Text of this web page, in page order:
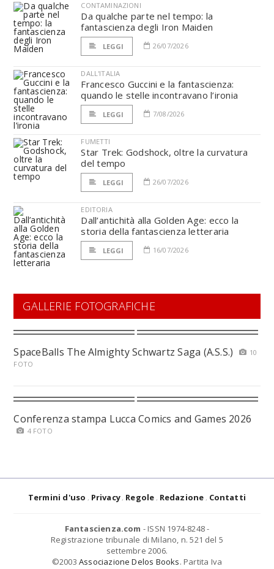
CONTAMINAZIONI
Da qualche parte nel tempo: la
fantascienza degli Iron Maiden
LEGGI 26/07/2026
DALL'ITALIA
Francesco Guccini e la fantascienza:
quando le stelle incontravano l’ironia
LEGGI 7/08/2026
FUMETTI
Star Trek: Godshock, oltre la curvatura
del tempo
LEGGI 26/07/2026
EDITORIA
Dall’antichità alla Golden Age: ecco la
storia della fantascienza letteraria
LEGGI 16/07/2026
GALLERIE FOTOGRAFICHE
SpaceBalls The Almighty Schwartz Saga (A.S.S.)
10
FOTO
Conferenza stampa Lucca Comics and Games 2026
4 FOTO
Termini d'uso Privacy Regole Redazione Contatti
Fantascienza.com - ISSN 1974-8248 -
Registrazione tribunale di Milano, n. 521 del 5
settembre 2006.
©2003 Associazione Delos Books. Partita Iva